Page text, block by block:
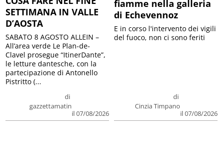
SETTIMANA IN VALLE
D’AOSTA
di
gazzettamatin
il 07/08/2026
SABATO 8 AGOSTO ALLEIN –
All’area verde Le Plan-de-
Clavel prosegue “ItinerDante”,
le letture dantesche, con la
partecipazione di Antonello
Pistritto (...
fiamme nella galleria
di Echevennoz
di
Cinzia Timpano
il 07/08/2026
E in corso l'intervento dei vigili
del fuoco, non ci sono feriti